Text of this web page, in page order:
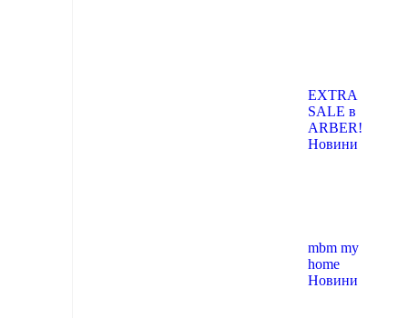
EXTRA
SALE в
ARBER!
Новини
mbm my
home
Новини